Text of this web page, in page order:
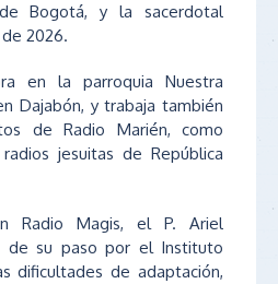
Bogotá, y la sacerdotal
2026.
en la parroquia Nuestra
Dajabón, y trabaja también
de Radio Marién, como
jesuitas de República
Radio Magis, el P. Ariel
de su paso por el Instituto
dificultades de adaptación,